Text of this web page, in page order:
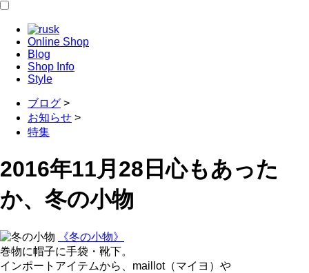
Online Shop
Blog
Shop Info
Style
ブログ >
お知らせ >
特集
2016年11月28日心もあった
か、冬の小物
《冬の小物》
巻物に帽子に手袋・靴下。
インポートアイテムから、maillot（マイヨ）や